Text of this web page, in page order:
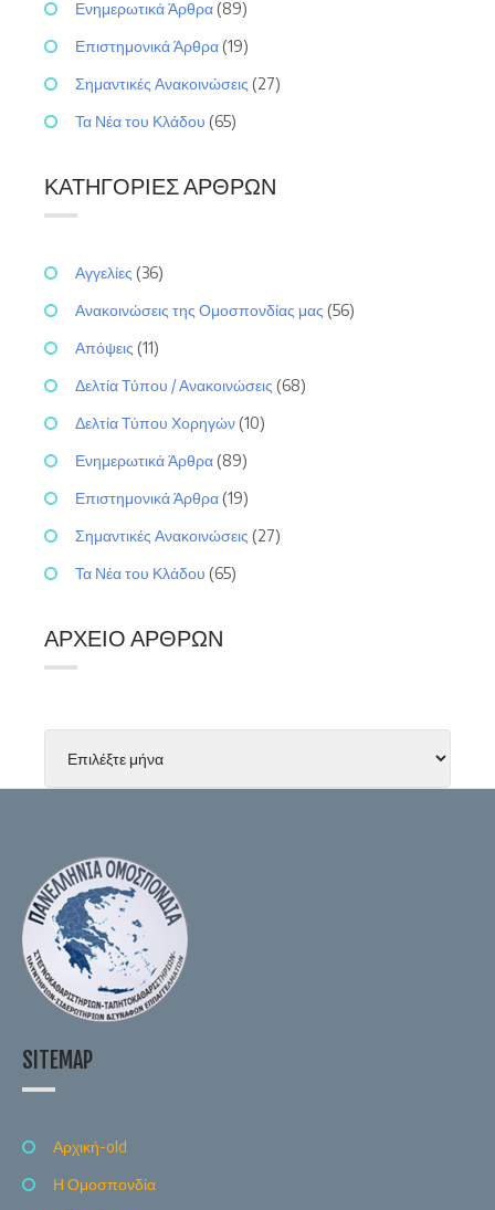
Ενημερωτικά Άρθρα (89)
Επιστημονικά Άρθρα (19)
Σημαντικές Ανακοινώσεις (27)
Τα Νέα του Κλάδου (65)
ΚΑΤΗΓΟΡΊΕΣ ΆΡΘΡΩΝ
Αγγελίες (36)
Ανακοινώσεις της Ομοσπονδίας μας (56)
Απόψεις (11)
Δελτία Τύπου / Ανακοινώσεις (68)
Δελτία Τύπου Χορηγών (10)
Ενημερωτικά Άρθρα (89)
Επιστημονικά Άρθρα (19)
Σημαντικές Ανακοινώσεις (27)
Τα Νέα του Κλάδου (65)
ΑΡΧΕΊΟ ΆΡΘΡΩΝ
SITEMAP
Αρχική-old
Η Ομοσπονδία